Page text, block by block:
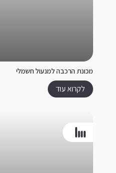
מכונת הרכבה למנעול חשמלי
לקרוא עוד